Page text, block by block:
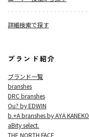
詳細検索で探す
ブランド紹介
ブランド一覧
branshes
DRC branshes
Ou? by EDWIN
b.+A branshes by AYA KANEKO
aBity select.
THE NORTH FACE